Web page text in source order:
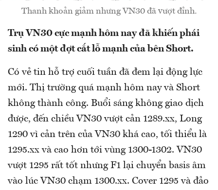
Thanh khoản giảm nhưng VN30 đã vượt đỉnh.
Trụ VN30 cực mạnh hôm nay đã khiến phái
sinh có một đợt cắt lỗ mạnh của bên Short.
Có vẻ tin hỗ trợ cuối tuần đã đem lại động lực
mới. Thị trường quá mạnh hôm nay và Short
không thành công. Buổi sáng không giao dịch
được, đến chiều VN30 vượt cản 1289.xx, Long
1290 vì cản trên của VN30 khá cao, tối thiểu là
1295.xx và cao hơn tới vùng 1300-1302. VN30
vượt 1295 rất tốt nhưng F1 lại chuyển basis âm
vào lúc VN30 chạm 1300.xx. Cover 1295 và đảo